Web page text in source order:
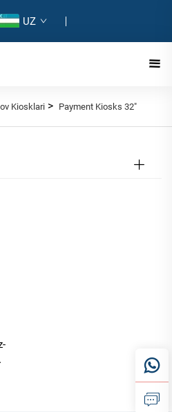
UZ
Kiosklari > Payment Kiosks 32"